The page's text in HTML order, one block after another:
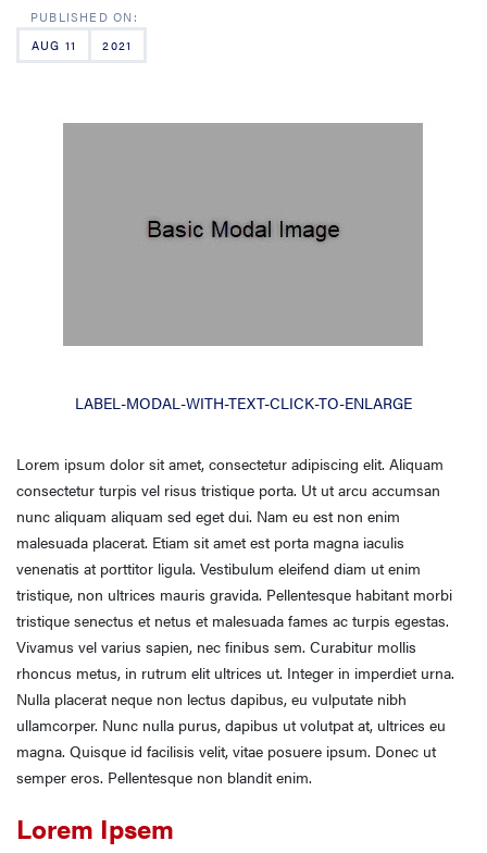
AUG 11 2021
LABEL-MODAL-WITH-TEXT-CLICK-TO-ENLARGE
Lorem ipsum dolor sit amet, consectetur adipiscing elit. Aliquam
consectetur turpis vel risus tristique porta. Ut ut arcu accumsan
nunc aliquam aliquam sed eget dui. Nam eu est non enim
malesuada placerat. Etiam sit amet est porta magna iaculis
venenatis at porttitor ligula. Vestibulum eleifend diam ut enim
tristique, non ultrices mauris gravida. Pellentesque habitant morbi
tristique senectus et netus et malesuada fames ac turpis egestas.
Vivamus vel varius sapien, nec finibus sem. Curabitur mollis
rhoncus metus, in rutrum elit ultrices ut. Integer in imperdiet urna.
Nulla placerat neque non lectus dapibus, eu vulputate nibh
ullamcorper. Nunc nulla purus, dapibus ut volutpat at, ultrices eu
magna. Quisque id facilisis velit, vitae posuere ipsum. Donec ut
semper eros. Pellentesque non blandit enim.
Lorem Ipsem